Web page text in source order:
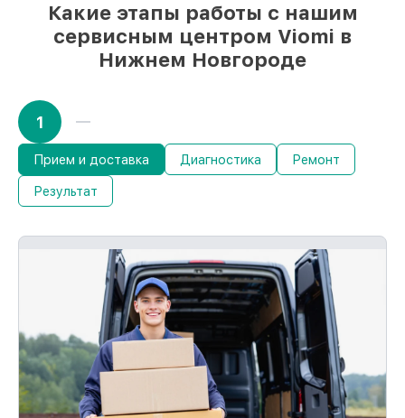
запросы
85%ремонтов Viomi сделаем за 1–2 часа,
если мастер начинает работу сразу
Какие этапы работы с нашим
сервисным центром Viomi в
Нижнем Новгороде
1
Прием и доставка Диагностика Ремонт
Результат